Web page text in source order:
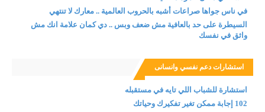
في ناس جواها صراعات أشبه بالحروب العالمية .. معارك لا تنتهي
السيطرة على حد بالعافية مش ضعف وبس .. دي كمان علامة انك مش
واثق في نفسك
استشارات دعم نفسي وانسانى
استشارة للشباب اللي تايه في مستقبله
102 إجابة ممكن تغير تفكيرك وحياتك